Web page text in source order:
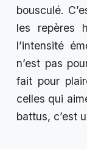
bousculé.
les repères
l’intensité
n’est pas
fait pour
celles qui
battus, c’est